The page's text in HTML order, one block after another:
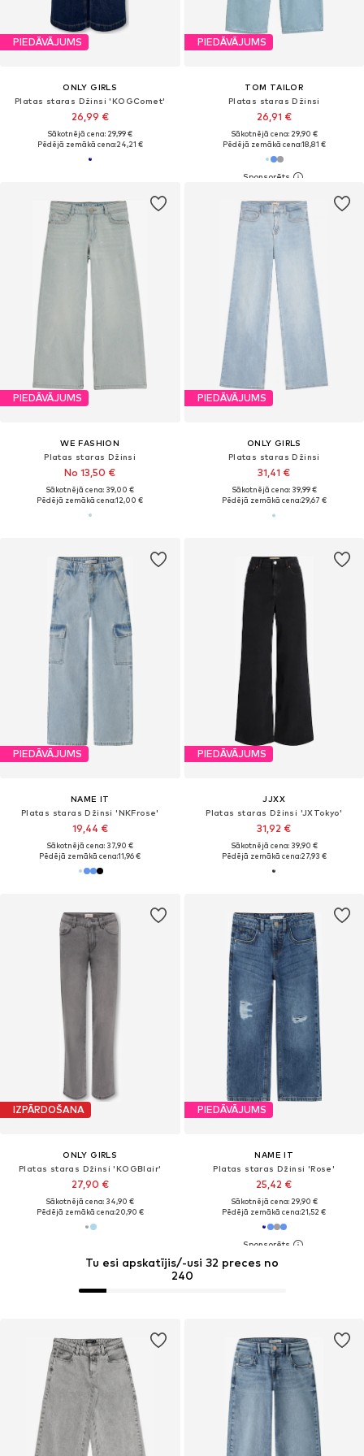
PIEDĀVĀJUMS
ONLY GIRLS
Platas staras Džinsi 'KOGComet'
26,99 €
Sākotnējā cena: 29,99 €
Pēdējā zemākā cena:24,21 €
PIEDĀVĀJUMS
TOM TAILOR
Platas staras Džinsi
26,91 €
Sākotnējā cena: 29,90 €
Pēdējā zemākā cena:18,81 €
PIEDĀVĀJUMS
WE FASHION
Platas staras Džinsi
No 13,50 €
Sākotnējā cena: 39,00 €
Pēdējā zemākā cena:12,00 €
PIEDĀVĀJUMS
ONLY GIRLS
Platas staras Džinsi
31,41 €
Sākotnējā cena: 39,99 €
Pēdējā zemākā cena:29,67 €
PIEDĀVĀJUMS
NAME IT
Platas staras Džinsi 'NKFrose'
19,44 €
Sākotnējā cena: 37,90 €
Pēdējā zemākā cena:11,96 €
PIEDĀVĀJUMS
JJXX
Platas staras Džinsi 'JXTokyo'
31,92 €
Sākotnējā cena: 39,90 €
Pēdējā zemākā cena:27,93 €
IZPĀRDOŠANA
ONLY GIRLS
Platas staras Džinsi 'KOGBlair'
27,90 €
Sākotnējā cena: 34,90 €
Pēdējā zemākā cena:20,90 €
PIEDĀVĀJUMS
NAME IT
Platas staras Džinsi 'Rose'
25,42 €
Sākotnējā cena: 29,90 €
Pēdējā zemākā cena:21,52 €
Tu esi apskatījis/-usi 32 preces no
240